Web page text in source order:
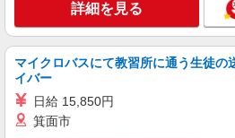
(試用期間2ヶ月) 残業が発生した場合、残業代を1
分単位で別途支給し
中津市立中津市
池永173番地 中津市
アルバイト
詳細を見る
マイクロバスにて教習所に通う生徒の
イバー
日給 15,850円
箕面市